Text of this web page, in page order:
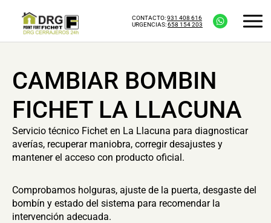
CONTACTO:931 408 616
URGENCIAS:658 154 203
CAMBIAR BOMBIN
FICHET LA LLACUNA
Servicio técnico Fichet en La Llacuna para diagnosticar
averías, recuperar maniobra, corregir desajustes y
mantener el acceso con producto oficial.
Comprobamos holguras, ajuste de la puerta, desgaste del
bombín y estado del sistema para recomendar la
intervención adecuada.